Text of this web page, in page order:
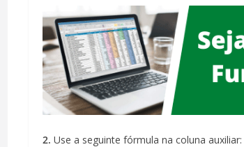
2. Use a seguinte fórmula na coluna auxiliar: